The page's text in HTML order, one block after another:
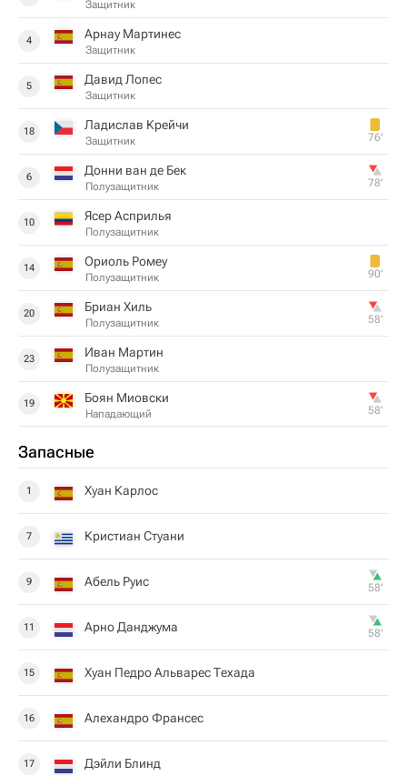
Защитник
4 Арнау Мартинес
Защитник
5 Давид Лопес
Защитник
18 Ладислав Крейчи
Защитник 76‎’‎
6 Донни ван де Бек
Полузащитник 78‎’‎
10 Ясер Асприлья
Полузащитник
14 Ориоль Ромеу
Полузащитник 90‎’‎
20 Бриан Хиль
Полузащитник 58‎’‎
23 Иван Мартин
Полузащитник
19 Боян Миовски
Нападающий 58‎’‎
Запасные
1 Хуан Карлос
7 Кристиан Стуани
9 Абель Руис 58‎’‎
11 Арно Данджума 58‎’‎
15 Хуан Педро Альварес Техада
16 Алехандро Франсес
17 Дэйли Блинд